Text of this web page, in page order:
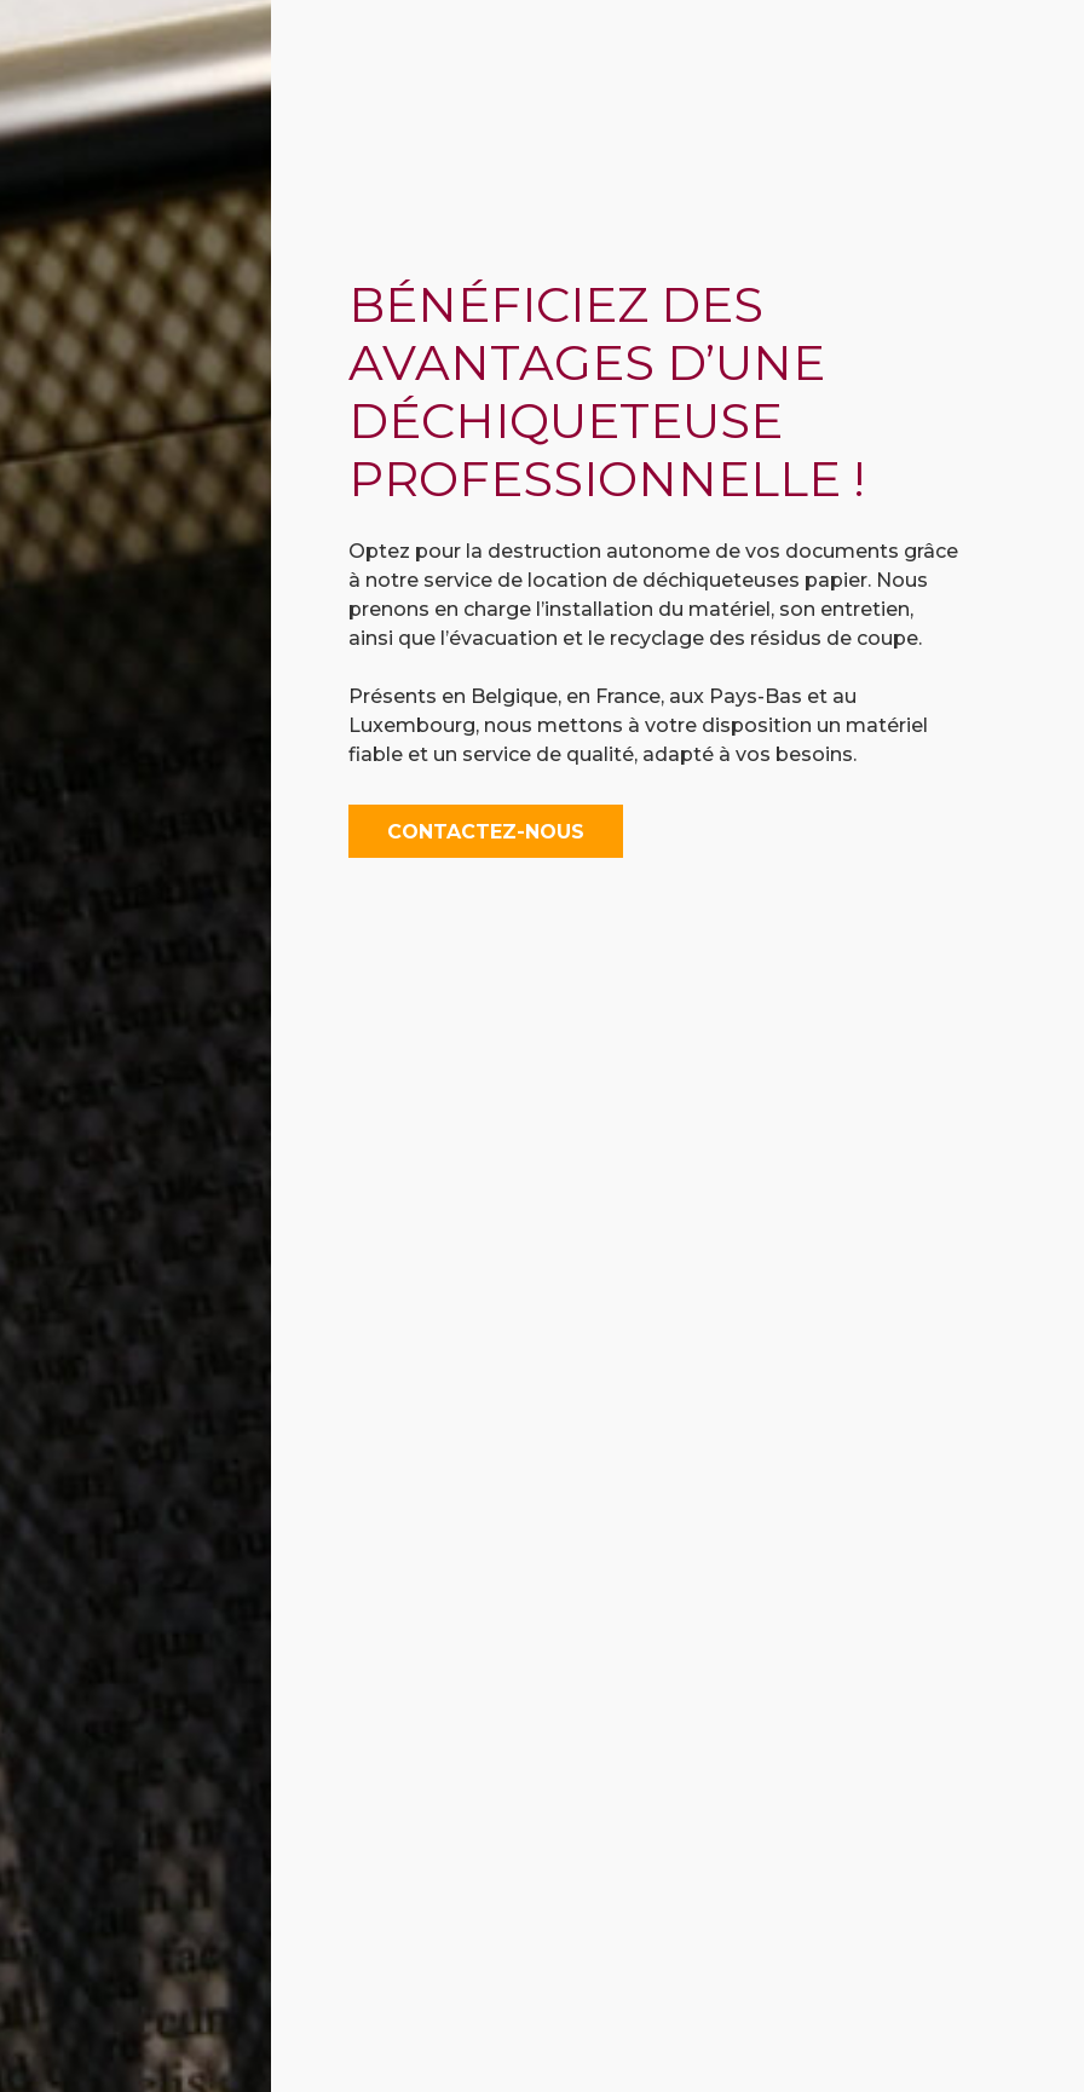
BÉNÉFICIEZ DES
AVANTAGES D’UNE
DÉCHIQUETEUSE
PROFESSIONNELLE !
Optez pour la destruction autonome de vos documents grâce
à notre service de location de déchiqueteuses papier. Nous
prenons en charge l’installation du matériel, son entretien,
ainsi que l’évacuation et le recyclage des résidus de coupe.
Présents en Belgique, en France, aux Pays-Bas et au
Luxembourg, nous mettons à votre disposition un matériel
fiable et un service de qualité, adapté à vos besoins.
CONTACTEZ-NOUS